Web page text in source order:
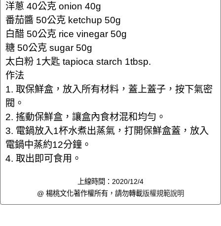
洋蔥 40公克 onion 40g
番茄醬 50公克 ketchup 50g
白醋 50公克 rice vinegar 50g
糖 50公克 sugar 50g
太白粉 1大匙 tapioca starch 1tbsp.
作法
1. 取保鮮盒，放入所有材料，蓋上蓋子，按下氣密
閥。
2. 搖動保鮮盒，讓盒內食材混和均勻。
3. 電鍋放入1杯水煮出蒸氣，打開保鮮盒蓋，放入
電鍋中蒸約12分鐘。
4. 取出即可食用。
上線時間：2020/12/4
@ 楊桃文化著作權所有，請勿轉載版權規範說明